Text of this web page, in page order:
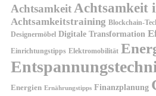
AchtsamkeitAchtsamkeit
Achtsamkeitstraining Blockchain-
Designermöbel Digitale Transformation
Einrichtungstipps Elektromobilität
Energien Ernährungstipps Finanzplanung